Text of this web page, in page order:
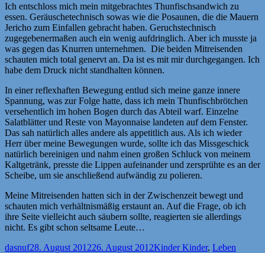
Ich entschloss mich mein mitgebrachtes Thunfischsandwich zu
essen. Geräuschetechnisch sowas wie die Posaunen, die die Mauern
Jericho zum Einfallen gebracht haben. Geruchstechnisch
zugegebenermaßen auch ein wenig aufdringlich. Aber ich musste ja
was gegen das Knurren unternehmen. Die beiden Mitreisenden
schauten mich total genervt an. Da ist es mit mir durchgegangen. Ich
habe dem Druck nicht standhalten können.
In einer reflexhaften Bewegung entlud sich meine ganze innere
Spannung, was zur Folge hatte, dass ich mein Thunfischbrötchen
versehentlich im hohen Bogen durch das Abteil warf. Einzelne
Salatblätter und Reste von Mayonnaise landeten auf dem Fenster.
Das sah natürlich alles andere als appetitlich aus. Als ich wieder
Herr über meine Bewegungen wurde, sollte ich das Missgeschick
natürlich bereinigen und nahm einen großen Schluck von meinem
Kaltgetränk, presste die Lippen aufeinander und zersprühte es an der
Scheibe, um sie anschließend aufwändig zu polieren.
Meine Mitreisenden hatten sich in der Zwischenzeit bewegt und
schauten mich verhältnismäßig erstaunt an. Auf die Frage, ob ich
ihre Seite vielleicht auch säubern sollte, reagierten sie allerdings
nicht. Es gibt schon seltsame Leute…
Autor
dasnufVeröffentlicht
28. August 201226. August 2012Kategorien
Kinder Kinder, Leben